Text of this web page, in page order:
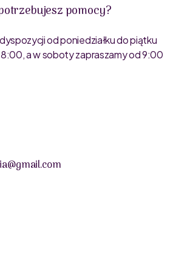
pomocy?
od poniedziałku do piątku
a w soboty zapraszamy od 9:00